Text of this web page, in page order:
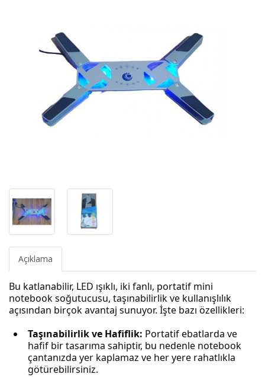
Açıklama
Bu katlanabilir, LED ışıklı, iki fanlı, portatif mini
notebook soğutucusu, taşınabilirlik ve kullanışlılık
açısından birçok avantaj sunuyor. İşte bazı özellikleri:
Taşınabilirlik ve Hafiflik: Portatif ebatlarda ve
hafif bir tasarıma sahiptir, bu nedenle notebook
çantanızda yer kaplamaz ve her yere rahatlıkla
götürebilirsiniz.